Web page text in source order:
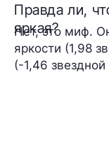
Правда ли,
яркая?
Нет, это миф.
яркости (1,98
(-1,46